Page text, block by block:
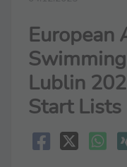
European
Lublin
Start